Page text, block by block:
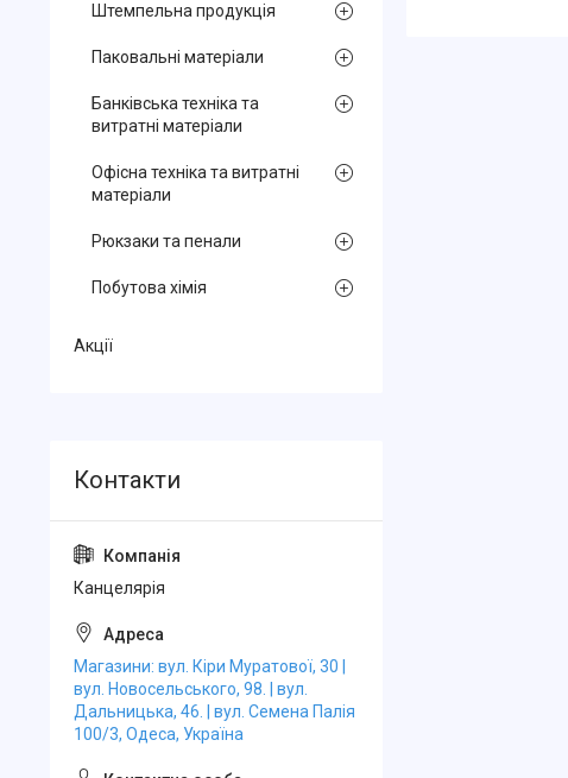
Штемпельна продукція
Паковальні матеріали
Банківська техніка та
витратні матеріали
Офісна техніка та витратні
матеріали
Рюкзаки та пенали
Побутова хімія
Акції
Канцелярiя
Магазини: вул. Кіри Муратової, 30 |
вул. Новосельського, 98. | вул.
Дальницька, 46. | вул. Семена Палія
100/3, Одеса, Україна